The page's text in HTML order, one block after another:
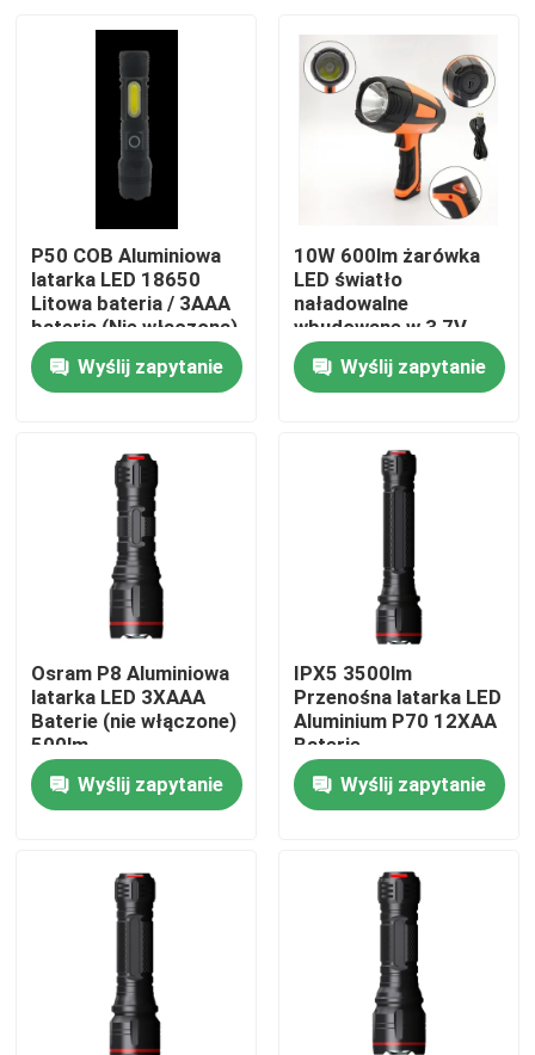
Dom
Pokaz VR
O nas
Wycieczka po fabryce
Kontrola jakości
Skontaktuj się z nami
Przenośne światła robocze LED
P50 COB Aluminiowa
latarka LED 18650
Litowa bateria / 3AAA
bateria (Nie włączona)
Wyślij zapytanie
10W 600lm żarówka
LED światło
naładowalne
wbudowane w 3,7V
2000 MAH bateria
litowaWyślij zapytanie
Osram P8 Aluminiowa
latarka LED 3XAAA
Baterie (nie włączone)
500lm
Wyślij zapytanie
IPX5 3500lm
Przenośna latarka LED
Aluminium P70 12XAA
Baterie
Wyślij zapytanie